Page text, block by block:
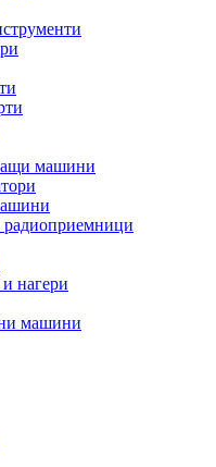
машини
нагери
машини